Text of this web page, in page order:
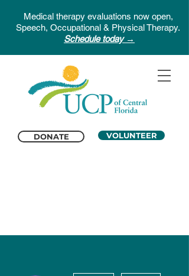
DONATE VOLUNTEER
Medical therapy evaluations now open,
Speech, Occupational & Physical Therapy.
Schedule today →